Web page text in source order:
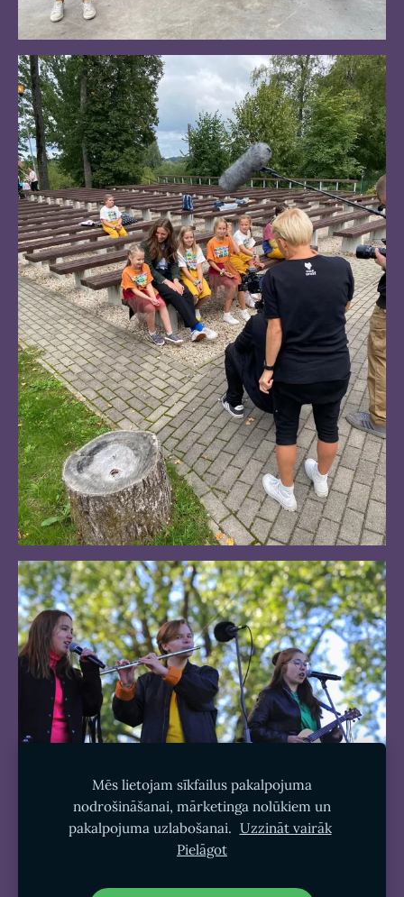
Sīkdatnes
Mēs lietojam sīkfailus pakalpojuma
nodrošināšanai, mārketinga nolūkiem un
pakalpojuma uzlabošanai. Uzzināt vairāk
Pielāgot